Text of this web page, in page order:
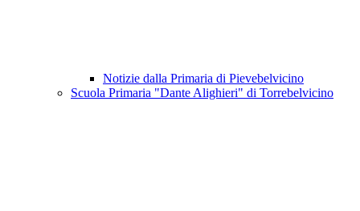
Notizie dalla Primaria di Pievebelvicino
Scuola Primaria "Dante Alighieri" di Torrebelvicino